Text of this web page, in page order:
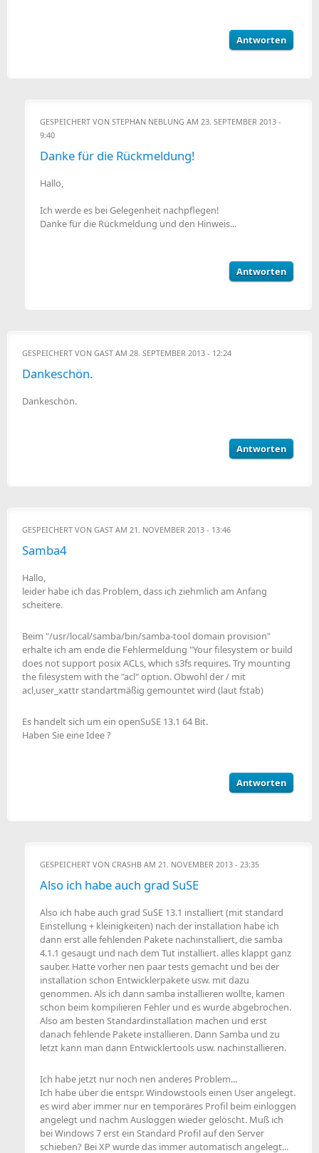
Antworten
GESPEICHERT VON STEPHAN NEBLUNG AM 23. SEPTEMBER 2013 -
9:40
Danke für die Rückmeldung!
Hallo,
Ich werde es bei Gelegenheit nachpflegen!
Danke für die Rückmeldung und den Hinweis...
Antworten
GESPEICHERT VON GAST AM 28. SEPTEMBER 2013 - 12:24
Dankeschön.
Dankeschön.
Antworten
GESPEICHERT VON GAST AM 21. NOVEMBER 2013 - 13:46
Samba4
Hallo,
leider habe ich das Problem, dass ich ziehmlich am Anfang
scheitere.
Beim "/usr/local/samba/bin/samba-tool domain provision"
erhalte ich am ende die Fehlermeldung "Your filesystem or build
does not support posix ACLs, which s3fs requires. Try mounting
the filesystem with the "acl" option. Obwohl der / mit
acl,user_xattr standartmäßig gemountet wird (laut fstab)
Es handelt sich um ein openSuSE 13.1 64 Bit.
Haben Sie eine Idee ?
Antworten
GESPEICHERT VON CRASHB AM 21. NOVEMBER 2013 - 23:35
Also ich habe auch grad SuSE
Also ich habe auch grad SuSE 13.1 installiert (mit standard
Einstellung + kleinigkeiten) nach der installation habe ich
dann erst alle fehlenden Pakete nachinstalliert, die samba
4.1.1 gesaugt und nach dem Tut installiert. alles klappt ganz
sauber. Hatte vorher nen paar tests gemacht und bei der
installation schon Entwicklerpakete usw. mit dazu
genommen. Als ich dann samba installieren wollte, kamen
schon beim kompilieren Fehler und es wurde abgebrochen.
Also am besten Standardinstallation machen und erst
danach fehlende Pakete installieren. Dann Samba und zu
letzt kann man dann Entwicklertools usw. nachinstallieren.
Ich habe jetzt nur noch nen anderes Problem...
Ich habe über die entspr. Windowstools einen User angelegt.
es wird aber immer nur en temporäres Profil beim einloggen
angelegt und nachm Ausloggen wieder gelöscht. Muß ich
bei Windows 7 erst ein Standard Profil auf den Server
schieben? Bei XP wurde das immer automatisch angelegt...